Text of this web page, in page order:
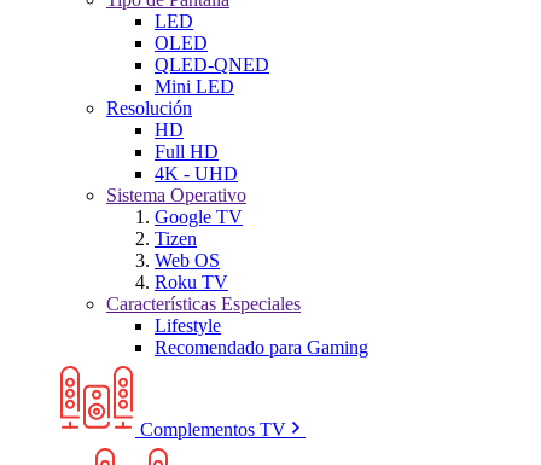
LED
OLED
QLED-QNED
Mini LED
Resolución
HD
Full HD
4K - UHD
Sistema Operativo
Google TV
Tizen
Web OS
Roku TV
Características Especiales
Lifestyle
Recomendado para Gaming
Complementos TV